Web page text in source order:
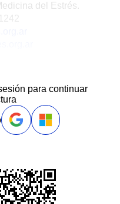
del Estrés.
para continuar